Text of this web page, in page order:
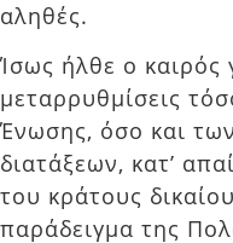
αληθές.
Ίσως ήλθε ο καιρός
μεταρρυθμίσεις
Ένωσης, όσο και
διατάξεων, κατ’
του κράτους
παράδειγμα της